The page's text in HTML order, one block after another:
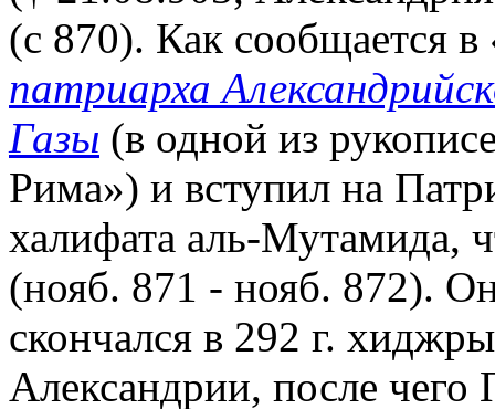
(с 870). Как сообщается
патриарха
Газы (в одной из
Рима») и вступил на
халифата аль-Мутамида,
(нояб. 871 - нояб. 872).
скончался в 292 г.
Александрии, после чего